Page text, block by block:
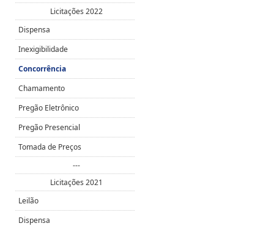
Licitações 2022
Dispensa
Inexigibilidade
Concorrência
Chamamento
Pregão Eletrônico
Pregão Presencial
Tomada de Preços
---
Licitações 2021
Leilão
Dispensa